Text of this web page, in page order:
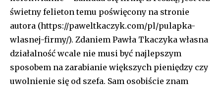
świetny felieton temu poświęcony na stronie
autora (https://paweltkaczyk.com/pl/pulapka-
wlasnej-firmy/). Zdaniem Pawła Tkaczyka własna
działalność wcale nie musi być najlepszym
sposobem na zarabianie większych pieniędzy czy
uwolnienie się od szefa. Sam osobiście znam